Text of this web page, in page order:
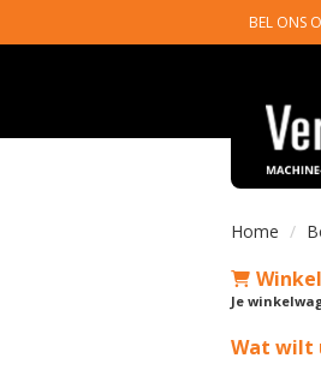
BEL ONS
Home
Je
Wat wilt